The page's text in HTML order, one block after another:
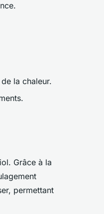
la chaleur.
Grâce à la
permettant